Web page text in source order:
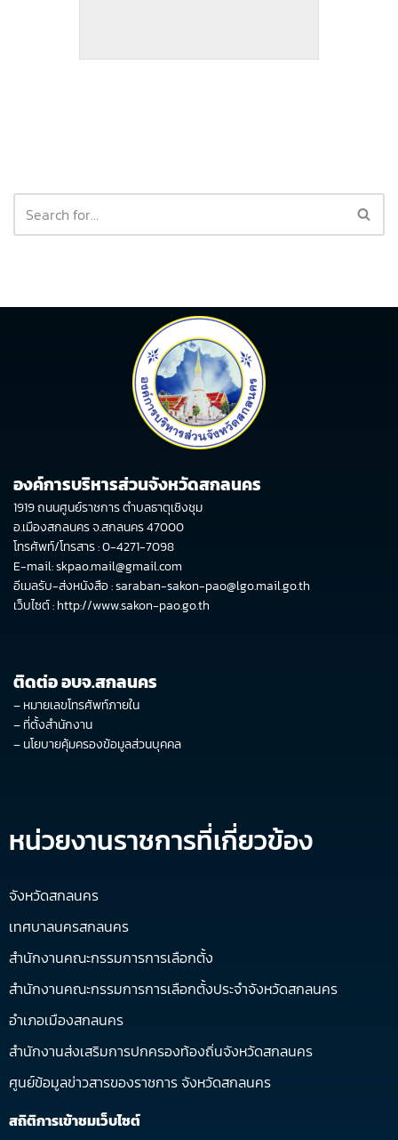
องค์การบริหารส่วนจังหวัดสกลนคร
1919 ถนนศูนย์ราชการ ตำบลธาตุเชิงชุม
อ.เมืองสกลนคร จ.สกลนคร 47000
โทรศัพท์/โทรสาร : 0-4271-7098
E-mail: skpao.mail@gmail.com
อีเมลรับ-ส่งหนังสือ : saraban-sakon-pao@lgo.mail.go.th
เว็บไซต์ :http://www.sakon-pao.go.th
ติดต่อ อบจ.สกลนคร
–หมายเลขโทรศัพท์ภายใน
–ที่ตั้งสำนักงาน
–นโยบายคุ้มครองข้อมูลส่วนบุคคล
หน่วยงานราชการที่เกี่ยวข้อง
จังหวัดสกลนคร
เทศบาลนครสกลนคร
สำนักงานคณะกรรมการการเลือกตั้ง
สำนักงานคณะกรรมการการเลือกตั้งประจำจังหวัดสกลนคร
อำเภอเมืองสกลนคร
สำนักงานส่งเสริมการปกครองท้องถิ่นจังหวัดสกลนคร
ศูนย์ข้อมูลข่าวสารของราชการ จังหวัดสกลนคร
สถิติการเข้าชมเว็บไซต์